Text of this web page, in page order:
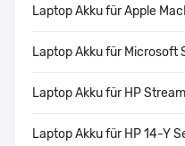
Laptop Akku für Apple
Laptop Akku für Microsoft
Laptop Akku für HP
Laptop Akku für HP 14-Y